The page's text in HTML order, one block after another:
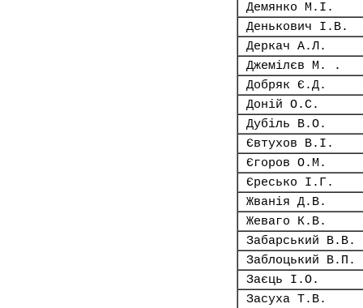
Демянко М.І.
Денькович І.В.
Деркач А.Л.
Джемілєв М. .
Добряк Є.Д.
Доній О.С.
Дубіль В.О.
Євтухов В.І.
Єгоров О.М.
Єресько І.Г.
Жванія Д.В.
Жеваго К.В.
Забарський В.В.
Заблоцький В.П.
Заєць І.О.
Засуха Т.В.